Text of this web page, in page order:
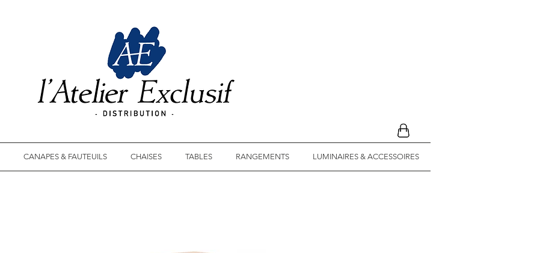
CANAPES & FAUTEUILS CHAISES TABLES RANGEMENTS LUMINAIRES & ACCESSOIRES